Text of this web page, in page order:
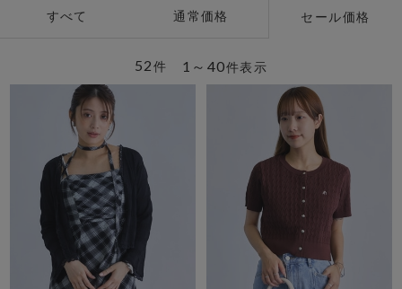
すべて 通常価格 セール価格
1～40件表示
52件